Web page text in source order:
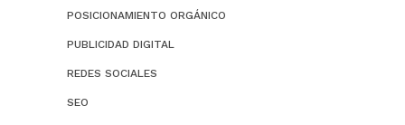
POSICIONAMIENTO ORGÁNICO
PUBLICIDAD DIGITAL
REDES SOCIALES
SEO